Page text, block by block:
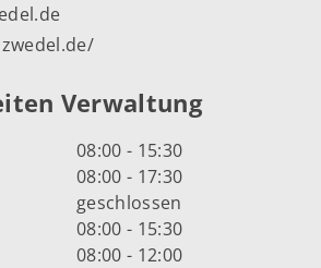
Verwaltung
08:00 - 15:30
08:00 - 17:30
geschlossen
08:00 - 15:30
08:00 - 12:00